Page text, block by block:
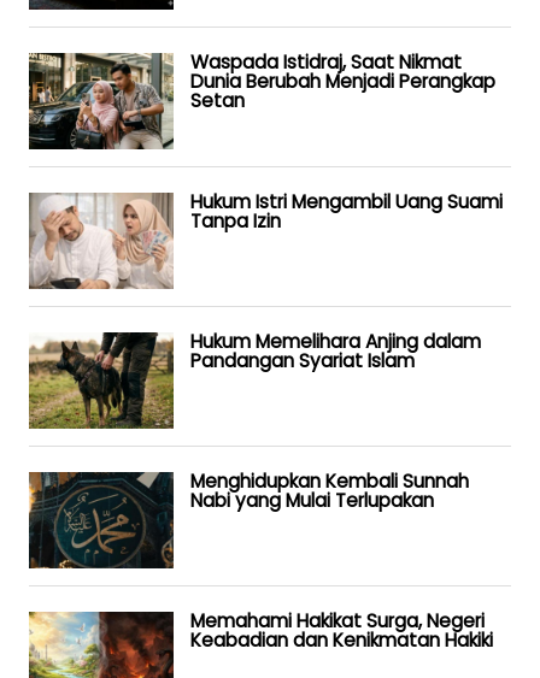
Waspada Istidraj, Saat Nikmat
Dunia Berubah Menjadi Perangkap
Setan
Hukum Istri Mengambil Uang Suami
Tanpa Izin
Hukum Memelihara Anjing dalam
Pandangan Syariat Islam
Menghidupkan Kembali Sunnah
Nabi yang Mulai Terlupakan
Memahami Hakikat Surga, Negeri
Keabadian dan Kenikmatan Hakiki